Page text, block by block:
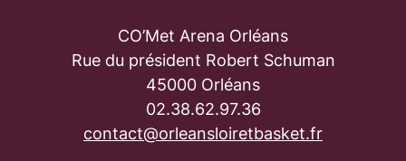
CO’Met Arena Orléans
Rue du président Robert Schuman
45000 Orléans
02.38.62.97.36
contact@orleansloiretbasket.fr